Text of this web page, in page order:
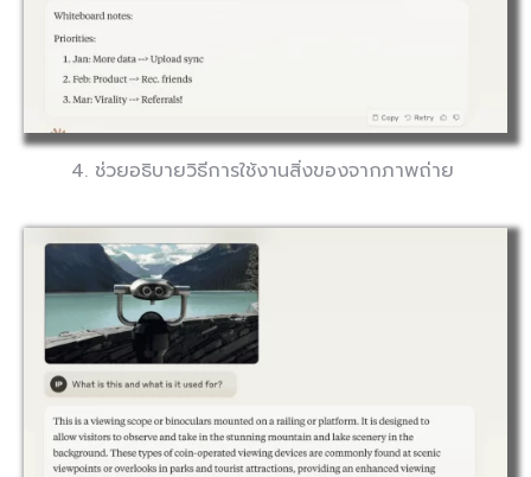
4. ช่วยอธิบายวิธีการใช้งานสิ่งของจากภาพถ่าย